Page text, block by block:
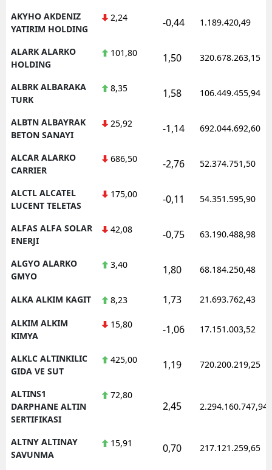
AKYHO AKDENIZ
YATIRIM HOLDING
2,24 -0,44 1.189.420,49
ALARK ALARKO
HOLDING
101,80 1,50 320.678.263,15
ALBRK ALBARAKA
TURK
8,35 1,58 106.449.455,94
ALBTN ALBAYRAK
BETON SANAYI
25,92 -1,14 692.044.692,60
ALCAR ALARKO
CARRIER
686,50 -2,76 52.374.751,50
ALCTL ALCATEL
LUCENT TELETAS
175,00 -0,11 54.351.595,90
ALFAS ALFA SOLAR
ENERJI
42,08 -0,75 63.190.488,98
ALGYO ALARKO
GMYO
3,40 1,80 68.184.250,48
ALKA ALKIM KAGIT 8,23 1,73 21.693.762,43
ALKIM ALKIM
KIMYA
15,80 -1,06 17.151.003,52
ALKLC ALTINKILIC
GIDA VE SUT
425,00 1,19 720.200.219,25
ALTINS1
DARPHANE ALTIN
SERTIFIKASI
72,80
2,45 2.294.160.747,94
ALTNY ALTINAY
SAVUNMA
15,91 0,70 217.121.259,65